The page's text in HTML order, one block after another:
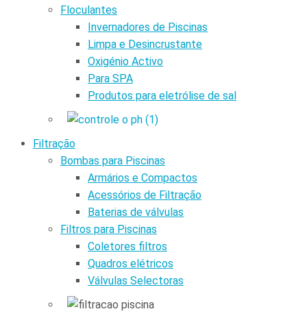
Floculantes
Invernadores de Piscinas
Limpa e Desincrustante
Oxigénio Activo
Para SPA
Produtos para eletrólise de sal
Filtração
Bombas para Piscinas
Armários e Compactos
Acessórios de Filtração
Baterias de válvulas
Filtros para Piscinas
Coletores filtros
Quadros elétricos
Válvulas Selectoras